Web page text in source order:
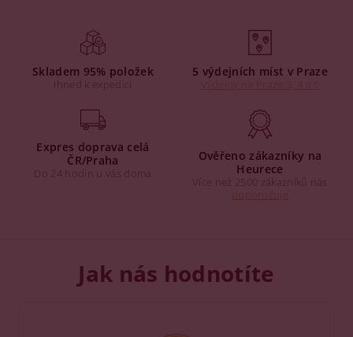
Skladem 95% položek
Ihned k expedici
5 výdejních míst v Praze
Expres doprava celá
ČR/Praha
Do 24 hodin u vás doma
Ověřeno zákazníky na
Heurece
Více než 2500 zákazníků nás
Jak nás hodnotíte